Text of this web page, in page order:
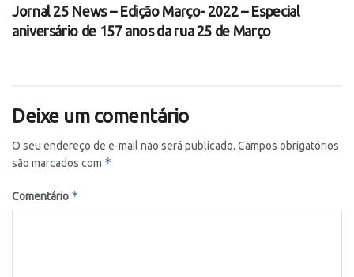
Jornal 25 News – Edição Março- 2022 – Especial
aniversário de 157 anos da rua 25 de Março
Deixe um comentário
O seu endereço de e-mail não será publicado. Campos obrigatórios
são marcados com *
Comentário *